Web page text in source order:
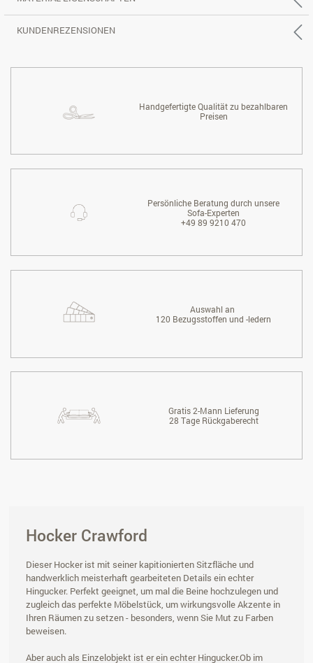
KUNDENREZENSIONEN
Handgefertigte Qualität zu bezahlbaren
Preisen
Persönliche Beratung durch unsere
Sofa-Experten
+49 89 9210 470
Auswahl an
120 Bezugsstoffen und -ledern
Gratis 2-Mann Lieferung
28 Tage Rückgaberecht
Hocker Crawford
Dieser Hocker ist mit seiner kapitionierten Sitzfläche und
handwerklich meisterhaft gearbeiteten Details ein echter
Hingucker. Perfekt geeignet, um mal die Beine hochzulegen und
zugleich das perfekte Möbelstück, um wirkungsvolle Akzente in
Ihren Räumen zu setzen - besonders, wenn Sie Mut zu Farben
beweisen.
Aber auch als Einzelobjekt ist er ein echter Hingucker.Ob im